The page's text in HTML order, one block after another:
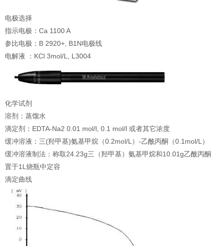
电极选择
指示电极：Ca 1100 A
参比电极：B 2920+, B1N电极线
电解液 ：KCl 3mol/L, L3004
化学试剂
溶剂：蒸馏水
滴定剂：EDTA-Na2 0.01 mol/l, 0.1 mol/l 或者其它浓度
缓冲溶液：三(羟甲基)氨基甲烷（0.2mol/L）-乙酰丙酮（0.1mol/L）
缓冲溶液制法：称取24.23g三（羟甲基）氨基甲烷和10.01g乙酰丙酮
置于1L烧瓶中定容
滴定曲线